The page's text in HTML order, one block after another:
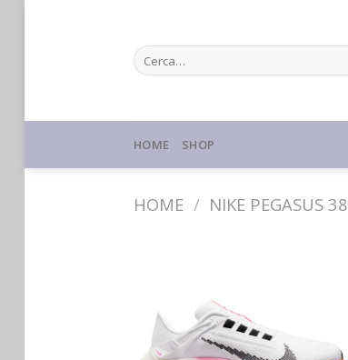
Cerca:
HOME SHOP
HOME / NIKE PEGASUS 38